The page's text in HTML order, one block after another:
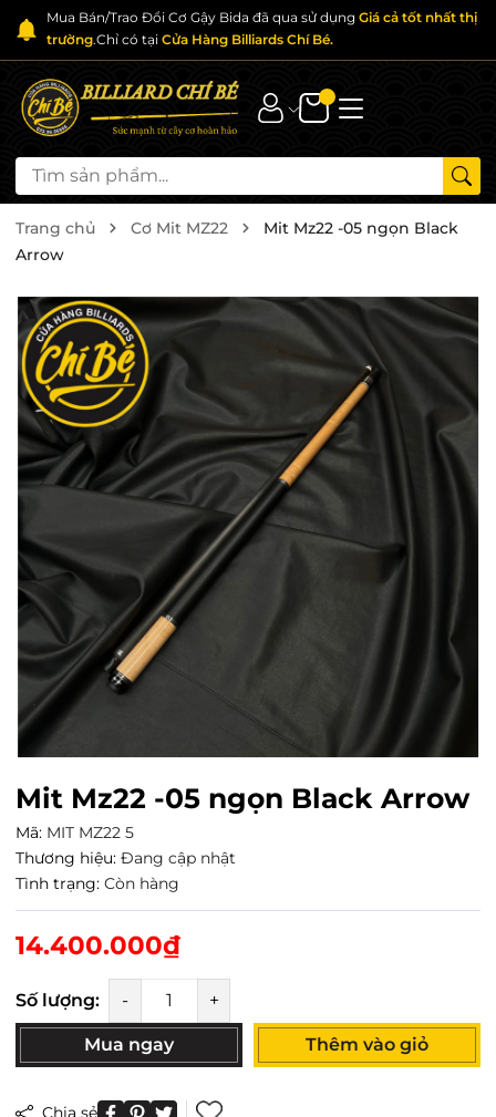
Mua Bán/Trao Đổi Cơ Gậy Bida đã qua sử dụng Giá cả tốt nhất thị
trường.Chỉ có tại Cửa Hàng Billiards Chí Bé.
Trang chủ Cơ Mit MZ22
Mit Mz22 -05 ngọn Black
Arrow
Mit Mz22 -05 ngọn Black Arrow
Mã: MIT MZ22 5
Thương hiệu: Đang cập nhật
Tình trạng: Còn hàng
14.400.000₫
Số lượng: - +
Mua ngay Thêm vào giỏ